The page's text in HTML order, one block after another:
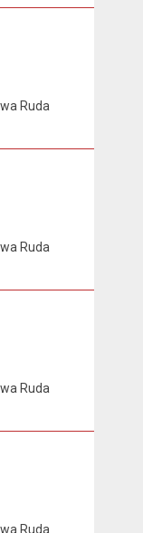
Ruda
Ruda
Ruda
Ruda